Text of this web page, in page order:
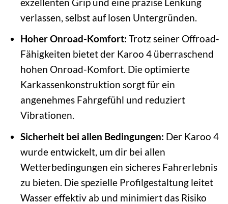
verlassen, selbst auf losen Untergründen.
Hoher Onroad-Komfort: Trotz seiner Offroad-
Fähigkeiten bietet der Karoo 4 überraschend
hohen Onroad-Komfort. Die optimierte
Karkassenkonstruktion sorgt für ein
angenehmes Fahrgefühl und reduziert
Vibrationen.
Sicherheit bei allen Bedingungen: Der Karoo 4
wurde entwickelt, um dir bei allen
Wetterbedingungen ein sicheres Fahrerlebnis
zu bieten. Die spezielle Profilgestaltung leitet
Wasser effektiv ab und minimiert das Risiko